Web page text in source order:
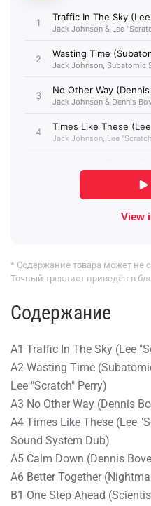
* Содержание товара может не
Точный треклист приведён в
Содержание
A1 Traffic In The Sky (Lee
A2 Wasting Time
Lee "Scratch" Perry)
A3 No Other Way (Dennis
A4 Times Like These (Lee
Sound System Dub)
A5 Calm Down (Dennis
A6 Better Together
B1 One Step Ahead